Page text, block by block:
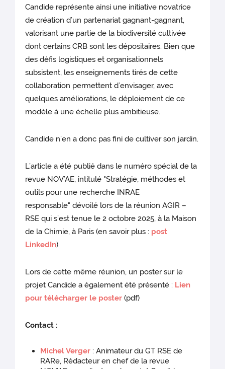
Candide représente ainsi une initiative novatrice
de création d’un partenariat gagnant-gagnant,
valorisant une partie de la biodiversité cultivée
dont certains CRB sont les dépositaires. Bien que
des défis logistiques et organisationnels
subsistent, les enseignements tirés de cette
collaboration permettent d’envisager, avec
quelques améliorations, le déploiement de ce
modèle à une échelle plus ambitieuse.
Candide n’en a donc pas fini de cultiver son jardin.
L’article a été publié dans le numéro spécial de la
revue NOV’AE, intitulé "Stratégie, méthodes et
outils pour une recherche INRAE
responsable" dévoilé lors de la réunion AGIR –
RSE qui s’est tenue le 2 octobre 2025, à la Maison
de la Chimie, à Paris (en savoir plus : post
LinkedIn)
Lors de cette même réunion, un poster sur le
projet Candide a également été présenté : Lien
pour télécharger le poster (pdf)
Contact :
Michel Verger : Animateur du GT RSE de
RARe, Rédacteur en chef de la revue